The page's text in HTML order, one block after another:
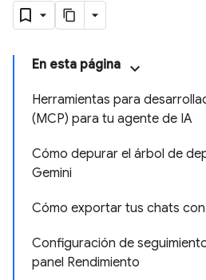
En esta página
Herramientas para
(MCP) para tu agente de IA
Cómo depurar el árbol de
Gemini
Cómo exportar tus chats con
Configuración de
panel Rendimiento